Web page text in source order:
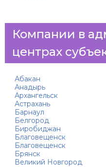
Компании в
центрах
Абакан
Анадырь
Архангельск
Астрахань
Барнаул
Белгород
Биробиджан
Благовещенск
Благовещенск
Брянск
Великий Новгород